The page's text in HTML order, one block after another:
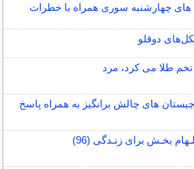
های چهارشنبه سوری همراه با خطرات
دوقلو
طلا می کرد، مرد
های چالش برانگیز به همراه پاسخ
بخـش برای زنـدگی (96)